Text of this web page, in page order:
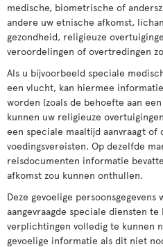
medische, biometrische of
andere uw etnische afkomst,
gezondheid, religieuze
veroordelingen of overtredingen
Als u bijvoorbeeld speciale
een vlucht, kan hiermee
worden (zoals de behoefte aan
kunnen uw religieuze
een speciale maaltijd aanvraagt of
voedingsvereisten. Op dezelfde
reisdocumenten informatie
afkomst zou kunnen onthullen.
Deze gevoelige
aangevraagde speciale diensten
verplichtingen volledig te kunnen
gevoelige informatie als dit niet